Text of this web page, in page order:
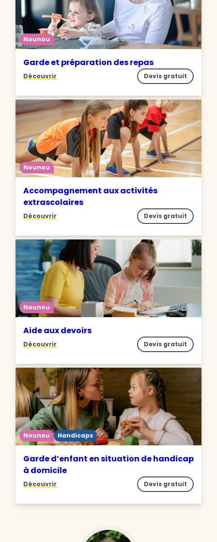
Nounou
Garde et préparation des repas
Découvrir Devis gratuit
Nounou
Accompagnement aux activités
extrascolaires
Découvrir Devis gratuit
Nounou
Aide aux devoirs
Découvrir Devis gratuit
Nounou Handicaps
Garde d’enfant en situation de handicap
à domicile
Découvrir Devis gratuit